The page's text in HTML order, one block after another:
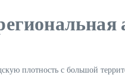
плотность с большой